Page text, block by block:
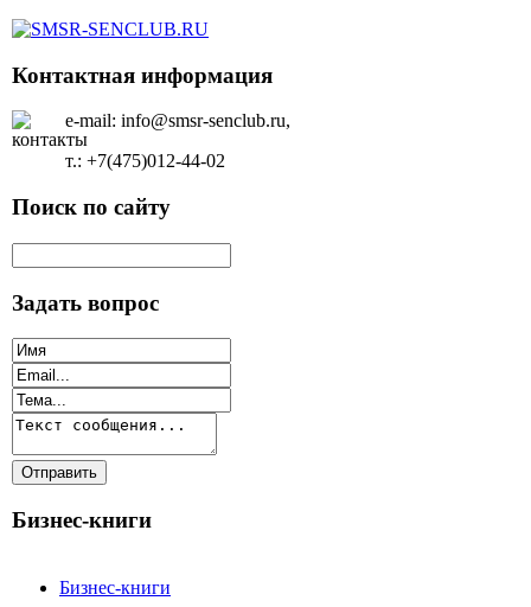
Контактная информация
e-mail: info@smsr-senclub.ru,
т.: +7(475)012-44-02
Поиск по сайту
Задать вопрос
Бизнес-книги
Бизнес-книги